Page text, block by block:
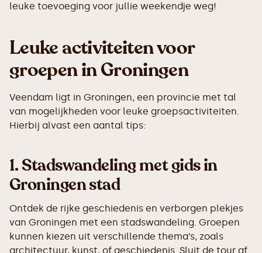
leuke toevoeging voor jullie weekendje weg!
Leuke activiteiten voor
groepen in Groningen
Veendam ligt in Groningen, een provincie met tal
van mogelijkheden voor leuke groepsactiviteiten.
Hierbij alvast een aantal tips:
1.Stadswandeling met gids in
Groningen stad
Ontdek de rijke geschiedenis en verborgen plekjes
van Groningen met een stadswandeling. Groepen
kunnen kiezen uit verschillende thema’s, zoals
architectuur, kunst, of geschiedenis. Sluit de tour af